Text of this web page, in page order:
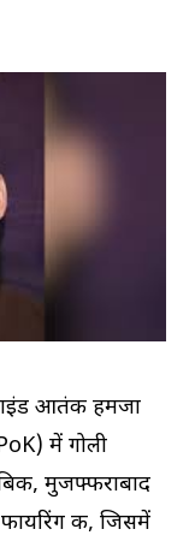
आतंकी हमजा
में गोली
मुजफ्फराबाद
की, जिसमें